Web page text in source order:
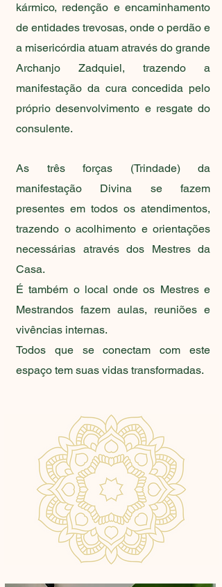
kármico, redenção e encaminhamento
de entidades trevosas, onde o perdão e
a misericórdia atuam através do grande
Archanjo Zadquiel, trazendo a
manifestação da cura concedida pelo
próprio desenvolvimento e resgate do
consulente.
As três forças (Trindade) da
manifestação Divina se fazem
presentes em todos os atendimentos,
trazendo o acolhimento e orientações
necessárias através dos Mestres da
Casa.
É também o local onde os Mestres e
Mestrandos fazem aulas, reuniões e
vivências internas.
Todos que se conectam com este
espaço tem suas vidas transformadas.